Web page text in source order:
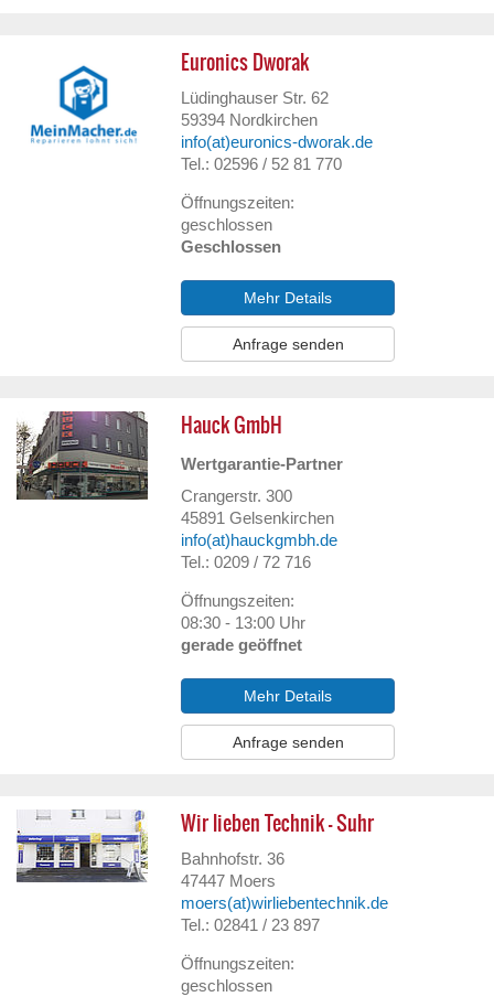
Euronics Dworak
Lüdinghauser Str. 62
59394 Nordkirchen
info(at)euronics-dworak.de
Tel.: 02596 / 52 81 770
Öffnungszeiten:
geschlossen
Geschlossen
Mehr Details
Anfrage senden
Hauck GmbH
Wertgarantie-Partner
Crangerstr. 300
45891 Gelsenkirchen
info(at)hauckgmbh.de
Tel.: 0209 / 72 716
Öffnungszeiten:
08:30 - 13:00 Uhr
gerade geöffnet
Mehr Details
Anfrage senden
Wir lieben Technik - Suhr
Bahnhofstr. 36
47447 Moers
moers(at)wirliebentechnik.de
Tel.: 02841 / 23 897
Öffnungszeiten:
geschlossen